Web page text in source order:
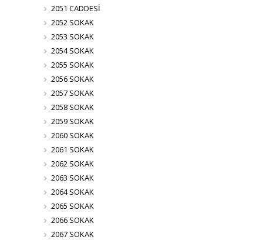
2051 CADDESİ
2052 SOKAK
2053 SOKAK
2054 SOKAK
2055 SOKAK
2056 SOKAK
2057 SOKAK
2058 SOKAK
2059 SOKAK
2060 SOKAK
2061 SOKAK
2062 SOKAK
2063 SOKAK
2064 SOKAK
2065 SOKAK
2066 SOKAK
2067 SOKAK